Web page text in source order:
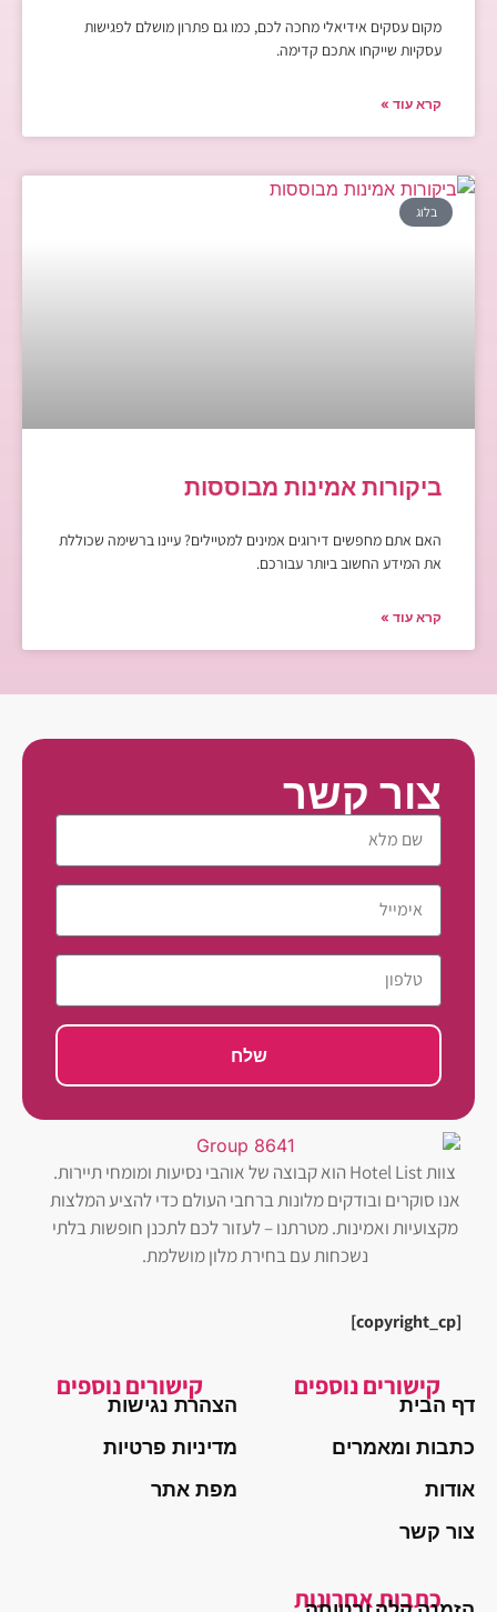
מקום עסקים אידיאלי מחכה לכם, כמו גם פתרון מושלם לפגישות
עסקיות שייקחו אתכם קדימה.
קרא עוד »
בלוג
ביקורות אמינות מבוססות
האם אתם מחפשים דירוגים אמינים למטיילים? עיינו ברשימה שכוללת
את המידע החשוב ביותר עבורכם.
קרא עוד »
צור קשר
שלח
צוות Hotel List הוא קבוצה של אוהבי נסיעות ומומחי תיירות.
אנו סוקרים ובודקים מלונות ברחבי העולם כדי להציע המלצות
מקצועיות ואמינות. מטרתנו – לעזור לכם לתכנן חופשות בלתי
נשכחות עם בחירת מלון מושלמת.
[copyright_cp]
קישורים נוספים
דף הבית
כתבות ומאמרים
אודות
צור קשר
קישורים נוספים
הצהרת נגישות
מדיניות פרטיות
מפת אתר
כתבות אחרונות